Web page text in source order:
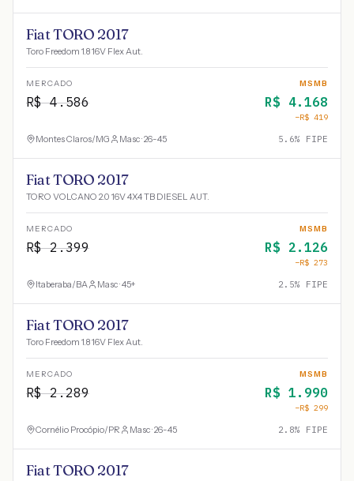
Fiat TORO 2017
Toro Freedom 1.8 16V Flex Aut.
MERCADO
R$4.586
MSMB
R$ 4.168
−R$ 419
Montes Claros/MG Masc · 26-45 5.6% FIPE
Fiat TORO 2017
TORO VOLCANO 2.0 16V 4X4 TB DIESEL AUT.
MERCADO
R$2.399
MSMB
R$ 2.126
−R$ 273
Itaberaba/BA Masc · 45+ 2.5% FIPE
Fiat TORO 2017
Toro Freedom 1.8 16V Flex Aut.
MERCADO
R$2.289
MSMB
R$ 1.990
−R$ 299
Cornélio Procópio/PR Masc · 26-45 2.8% FIPE
Fiat TORO 2017